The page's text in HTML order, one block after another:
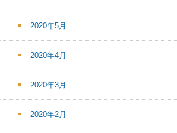
2020年5月
2020年4月
2020年3月
2020年2月